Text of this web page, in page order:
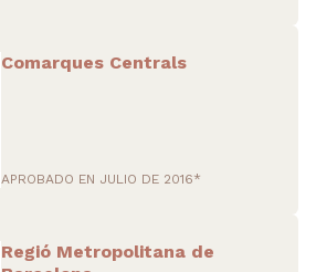
Comarques Centrals
APROBADO EN JULIO DE 2016*
Regió Metropolitana de